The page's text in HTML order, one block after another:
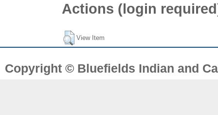
Actions (login
View Item
Copyright © Bluefields Indian and